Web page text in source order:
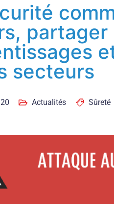
partager
secteurs
Actualités Sûreté